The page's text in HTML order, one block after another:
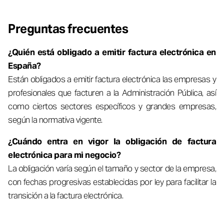
Preguntas frecuentes
¿Quién está obligado a emitir factura electrónica en
España?
Están obligados a emitir factura electrónica las empresas y
profesionales que facturen a la Administración Pública, así
como ciertos sectores específicos y grandes empresas,
según la normativa vigente.
¿Cuándo entra en vigor la obligación de factura
electrónica para mi negocio?
La obligación varía según el tamaño y sector de la empresa,
con fechas progresivas establecidas por ley para facilitar la
transición a la factura electrónica.